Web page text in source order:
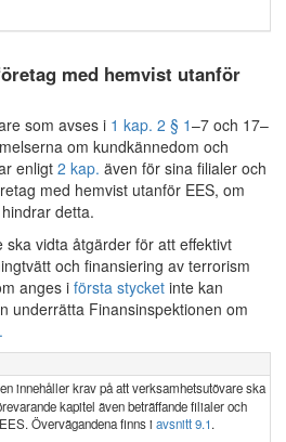
med hemvist utanför
som avses i 1 kap. 2 § 1–7 och 17–
om kundkännedom och
enligt 2 kap. även för sina filialer och
med hemvist utanför EES, om
detta.
ska vidta åtgärder för att effektivt
och finansiering av terrorism
anges i första stycket inte kan
underrätta Finansinspektionen om
innehåller krav på att verksamhetsutövare ska
kapitel även beträffande filialer och
Övervägandena finns i avsnitt 9.1.